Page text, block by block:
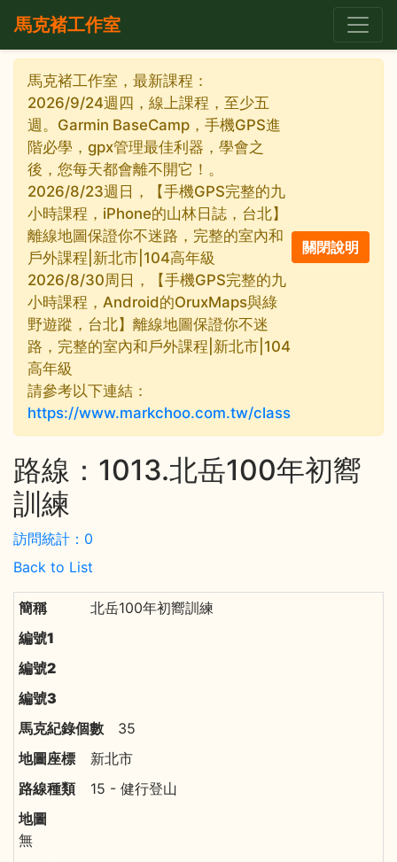
馬克褚工作室
馬克褚工作室，最新課程：
2026/9/24週四，線上課程，至少五
週。Garmin BaseCamp，手機GPS進
階必學，gpx管理最佳利器，學會之
後，您每天都會離不開它！。
2026/8/23週日，【手機GPS完整的九
小時課程，iPhone的山林日誌，台北】
離線地圖保證你不迷路，完整的室內和
戶外課程|新北市|104高年級
2026/8/30周日，【手機GPS完整的九
小時課程，Android的OruxMaps與綠
野遊蹤，台北】離線地圖保證你不迷
路，完整的室內和戶外課程|新北市|104
高年級
請參考以下連結：
https://www.markchoo.com.tw/class
路線：1013.北岳100年初嚮
訓練
訪問統計：0
Back to List
北岳100年初嚮訓練
35
新北市
15 - 健行登山
無